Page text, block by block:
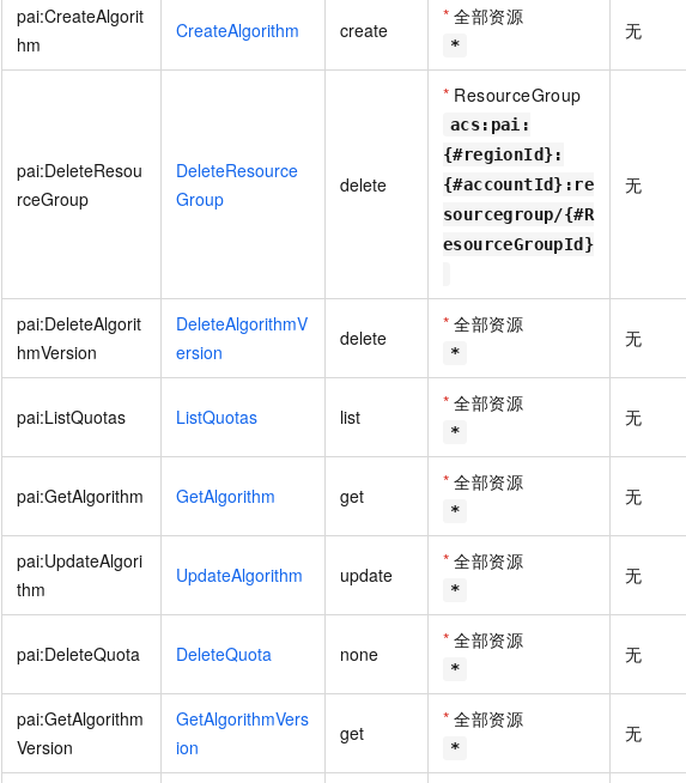
pai:CreateAlgorit
hm
CreateAlgorithm create
* 全部资源
*
无
pai:DeleteResou
rceGroup
DeleteResource
Group
delete
* ResourceGroup
acs:pai:
{#regionId}:
{#accountId}:re
sourcegroup/{#R
esourceGroupId}
无
pai:DeleteAlgorit
hmVersion
DeleteAlgorithmV
ersion
delete
* 全部资源
*
无
pai:ListQuotas ListQuotas list
* 全部资源
*
无
pai:GetAlgorithm GetAlgorithm get
* 全部资源
*
无
pai:UpdateAlgori
thm
UpdateAlgorithm update
* 全部资源
*
无
pai:DeleteQuota DeleteQuota none
* 全部资源
*
无
pai:GetAlgorithm
Version
GetAlgorithmVers
ion
get
* 全部资源
*
无